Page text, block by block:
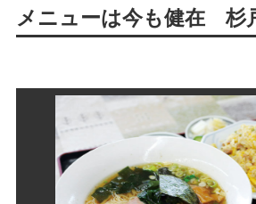
メニューは今も健在 杉